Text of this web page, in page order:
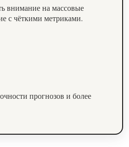
внимание на массовые
с чёткими метриками.
прогнозов и более